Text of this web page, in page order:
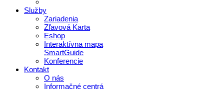
Služby
Zariadenia
Zľavová Karta
Eshop
Interaktívna mapa
SmartGuide
Konferencie
Kontakt
O nás
Informačné centrá